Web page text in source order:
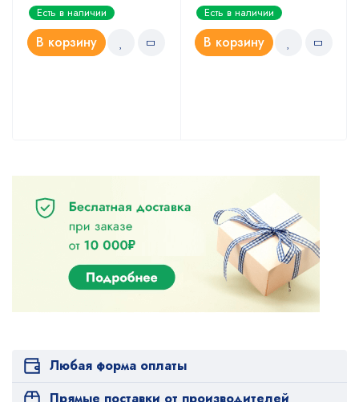
Оценка
5.00из 5
Есть в наличии
В корзину
Оценка
4.67из 5
Есть в наличии
В корзину
Любая форма оплаты